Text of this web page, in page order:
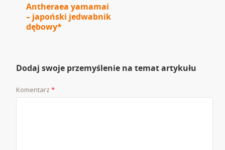
Antheraea yamamai
– japoński jedwabnik
dębowy*
Dodaj swoje przemyślenie na temat artykułu
Komentarz*